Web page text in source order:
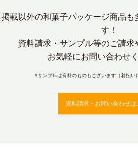
掲載以外の和菓子パッケージ商品も
す！
資料請求・サンプル等のご請求
お気軽にお問い合わせ
※サンプルは有料のものもございます（着払い
資料請求・お問い合わせは